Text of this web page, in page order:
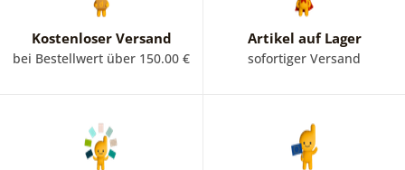
Kostenloser Versand
bei Bestellwert über 150.00 €
Artikel auf Lager
sofortiger Versand